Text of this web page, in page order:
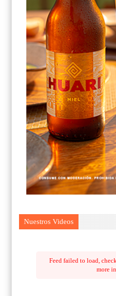
Nuestros Videos
Feed failed to load,
more